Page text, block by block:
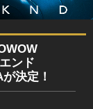
ンド
決定！